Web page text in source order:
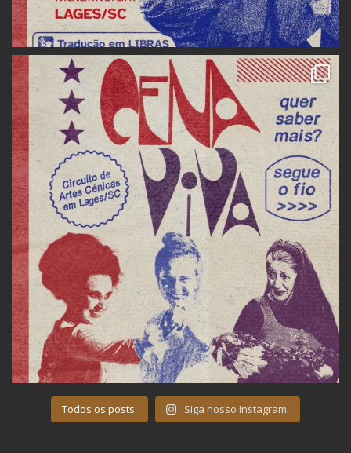
Todos os posts. Siga nosso Instagram.